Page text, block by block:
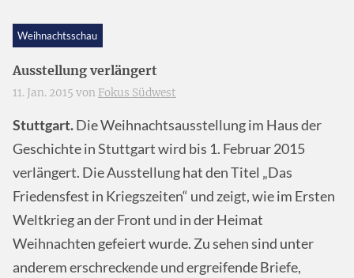
Weihnachtsschau
Ausstellung verlängert
11. Jan. 2015 von Fokus Südwest
Stuttgart.Die Weihnachtsausstellung im Haus der
Geschichte in Stuttgart wird bis 1. Februar 2015
verlängert. Die Ausstellung hat den Titel „Das
Friedensfest in Kriegszeiten“ und zeigt, wie im Ersten
Weltkrieg an der Front und in der Heimat
Weihnachten gefeiert wurde. Zu sehen sind unter
anderem erschreckende und ergreifende Briefe,